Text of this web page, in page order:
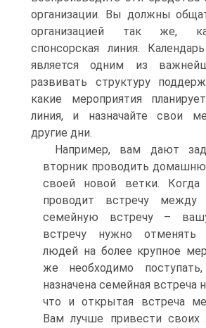
организации. Вы должны
организацией так же,
спонсорская линия.
является одним из
развивать структуру
какие мероприятия
линия, и назначайте свои
другие дни.
Например, вам дают
вторник проводить
своей новой ветки.
проводит встречу между
семейную встречу –
встречу нужно отменять
людей на более крупное
же необходимо
назначена семейная встреча
что и открытая встреча
Вам лучше привести